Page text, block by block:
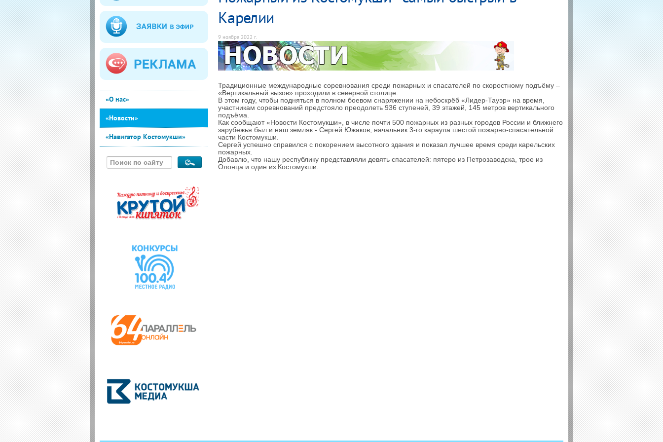
«О нас»
«Новости»
«Навигатор Костомукши»
Карелии
9 ноября 2022 г.
Традиционные международные соревнования среди пожарных и спасателей по скоростному подъёму –
«Вертикальный вызов» проходили в северной столице.
В этом году, чтобы подняться в полном боевом снаряжении на небоскрёб «Лидер-Тауэр» на время,
участникам соревнований предстояло преодолеть 936 ступеней, 39 этажей, 145 метров вертикального
подъёма.
Как сообщают «Новости Костомукши», в числе почти 500 пожарных из разных городов России и ближнего
зарубежья был и наш земляк - Сергей Южаков, начальник 3-го караула шестой пожарно-спасательной
части Костомукши.
Сергей успешно справился с покорением высотного здания и показал лучшее время среди карельских
пожарных.
Добавлю, что нашу республику представляли девять спасателей: пятеро из Петрозаводска, трое из
Олонца и один из Костомукши.